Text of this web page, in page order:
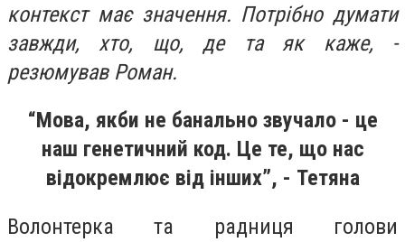
контекст має значення. Потрібно думати
завжди, хто, що, де та як каже, -
резюмував Роман.
“Мова, якби не банально звучало - це
наш генетичний код. Це те, що нас
відокремлює від інших”, - Тетяна
Волонтерка та радниця голови